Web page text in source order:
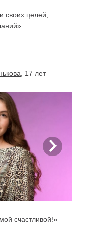
своих целей,
, 17 лет
счастливой!»